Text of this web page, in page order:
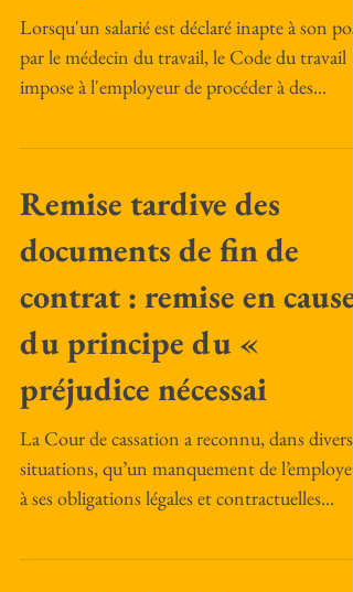
Lorsqu'un salarié est déclaré inapte à son
par le médecin du travail, le Code du travail
impose à l'employeur de procéder à des...
Remise tardive des
documents de fin de
contrat : remise en cause
du principe du «
préjudice nécessai
La Cour de cassation a reconnu, dans
situations, qu’un manquement de
à ses obligations légales et contractuelles...